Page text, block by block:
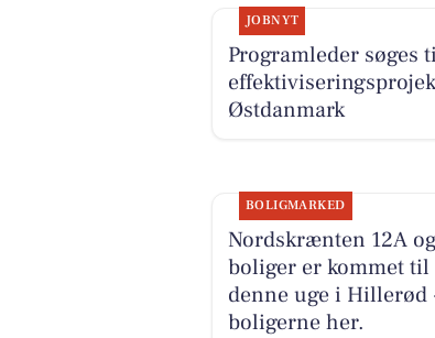
JOBNYT
Programleder søges
Østdanmark
BOLIGMARKED
Nordskrænten 12A
boliger er kommet til
denne uge i Hillerød
boligerne her.